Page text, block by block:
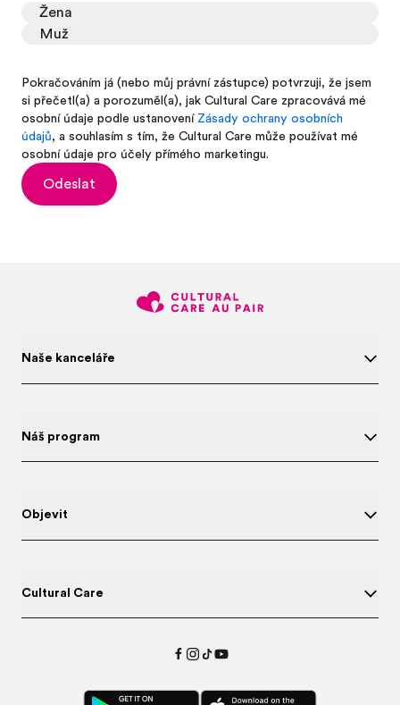
Žena
Muž
Pokračováním já (nebo můj právní zástupce) potvrzuji, že jsem
si přečetl(a) a porozuměl(a), jak Cultural Care zpracovává mé
osobní údaje podle ustanovení Zásady ochrany osobních
údajů, a souhlasím s tím, že Cultural Care může používat mé
osobní údaje pro účely přímého marketingu.
Odeslat
Naše kanceláře
Náš program
Objevit
Cultural Care